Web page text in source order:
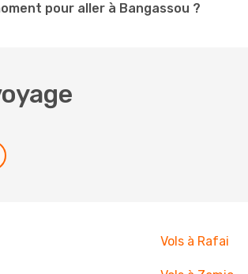
pour aller à Bangassou ?
Vols à Rafai